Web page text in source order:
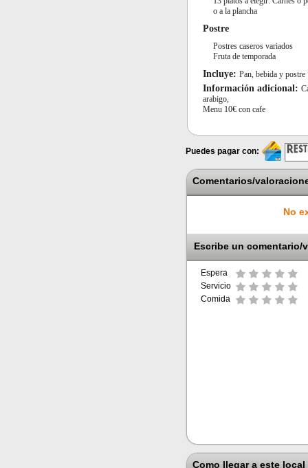
o a la plancha
Postre
Postres caseros variados
Fruta de temporada
Incluye:Pan, bebida y postre
Información adicional:
arabigo,
Menu 10€ con cafe
Puedes pagar con:
Comentarios/
No
Escribe un comentario/
Espera
Servicio
Comida
Como llegar a este local